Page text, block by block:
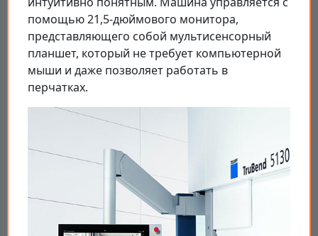
помощью 21,5-дюймового монитора,
представляющего собой мультисенсорный
планшет, который не требует компьютерной
мыши и даже позволяет работать в
перчатках.